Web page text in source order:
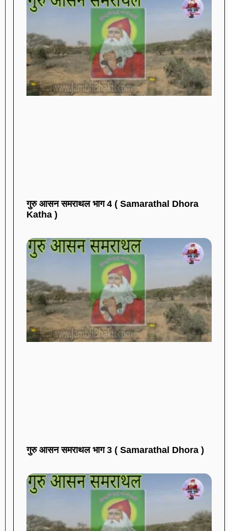
गुरु आसन समराथल भाग 4 ( Samarathal Dhora
Katha )
गुरु आसन समराथल भाग 3 ( Samarathal Dhora )